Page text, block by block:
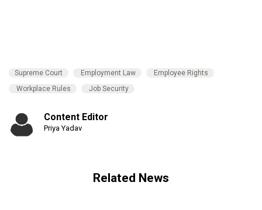
Supreme Court Employment Law
Employee Rights
Workplace Rules
Job Security
Content Editor
Priya Yadav
Related News